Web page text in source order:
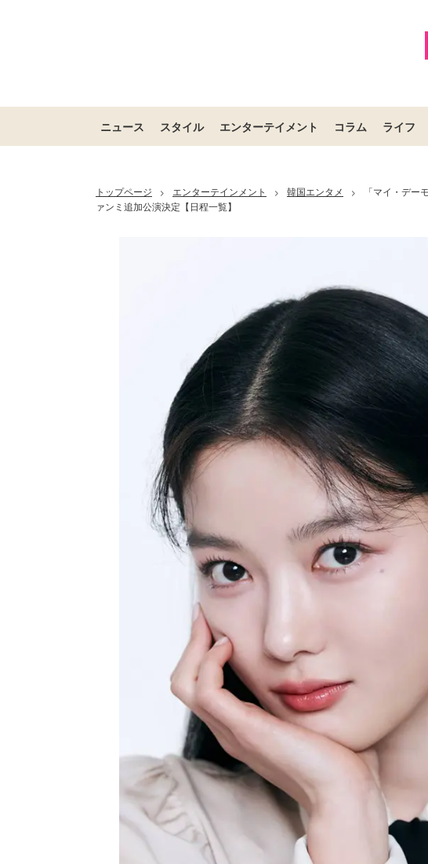
ニュース スタイル エンターテイメント コラム ライフ
トップページ > エンターテインメント > 韓国エンタメ >
「マイ・デー
ァンミ追加公演決定【日程一覧】